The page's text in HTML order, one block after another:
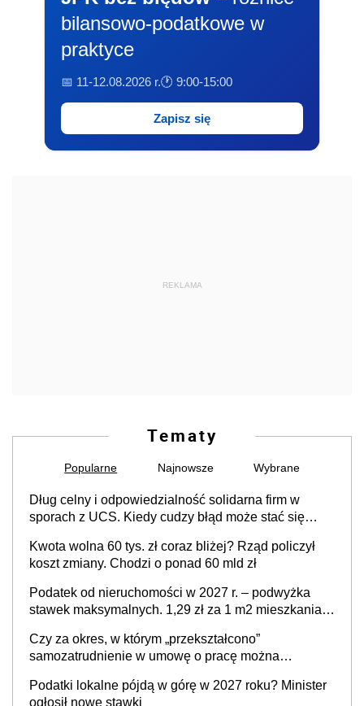
bilansowo-podatkowe w
praktyce
📅 11-12.08.2026 r.🕐 9:00-15:00
Zapisz się
REKLAMA
Tematy
Popularne Najnowsze Wybrane
Dług celny i odpowiedzialność solidarna firm w
sporach z UCS. Kiedy cudzy błąd może stać się
Kwota wolna 60 tys. zł coraz bliżej? Rząd policzył
koszt zmiany. Chodzi o ponad 60 mld zł
Podatek od nieruchomości w 2027 r. – podwyżka
stawek maksymalnych. 1,29 zł za 1 m2 mieszkania,
prowadzeniem działalności gospodarczej
Czy za okres, w którym „przekształcono”
samozatrudnienie w umowę o pracę można
cywilnoprawnej jedynym racjonalnym wyjściem
Podatki lokalne pójdą w górę w 2027 roku? Minister
ogłosił nowe stawki